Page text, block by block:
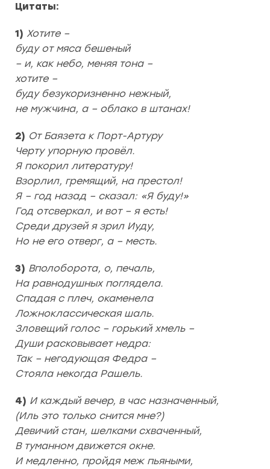
Цитаты:
1) Хотите –
буду от мяса бешеный
– и, как небо, меняя тона –
хотите –
буду безукоризненно нежный,
не мужчина, а – облако в штанах!
2) От Баязета к Порт-Артуру
Черту упорную провёл.
Я покорил литературу!
Взорлил, гремящий, на престол!
Я – год назад – сказал: «Я буду!»
Год отсверкал, и вот – я есть!
Среди друзей я зрил Иуду,
Но не его отверг, а – месть.
3) Вполоборота, о, печаль,
На равнодушных поглядела.
Спадая с плеч, окаменела
Ложноклассическая шаль.
Зловещий голос – горький хмель –
Души расковывает недра:
Так – негодующая Федра –
Стояла некогда Рашель.
4) И каждый вечер, в час назначенный,
(Иль это только снится мне?)
Девичий стан, шелками схваченный,
В туманном движется окне.
И медленно, пройдя меж пьяными,